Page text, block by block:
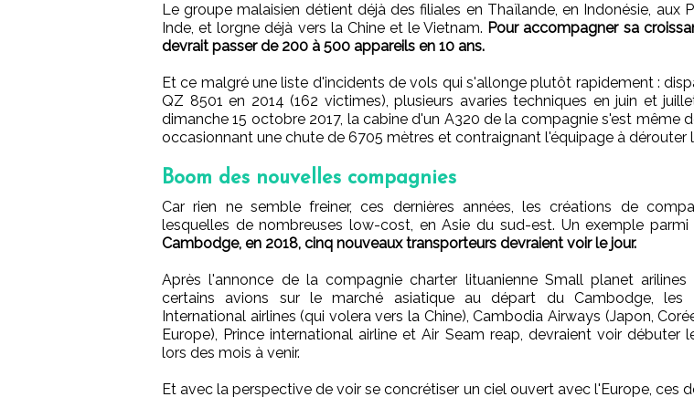
Le groupe malaisien détient déjà des filiales en Thaïlande, en Indonésie, aux
Inde, et lorgne déjà vers la Chine et le Vietnam. Pour accompagner sa
devrait passer de 200 à 500 appareils en 10 ans.
Et ce malgré une liste d'incidents de vols qui s'allonge plutôt rapidement :
QZ 8501 en 2014 (162 victimes), plusieurs avaries techniques en juin et
dimanche 15 octobre 2017, la cabine d'un A320 de la compagnie s'est même
occasionnant une chute de 6705 mètres et contraignant l'équipage à dérouter
Boom des nouvelles compagnies
Car rien ne semble freiner, ces dernières années, les créations de
lesquelles de nombreuses low-cost, en Asie du sud-est. Un exemple parmi
Cambodge, en 2018, cinq nouveaux transporteurs devraient voir le jour.
Après l'annonce de la compagnie charter lituanienne Small planet
certains avions sur le marché asiatique au départ du Cambodge, les
International airlines (qui volera vers la Chine), Cambodia Airways (Japon,
Europe), Prince international airline et Air Seam reap, devraient voir débuter
lors des mois à venir.
Et avec la perspective de voir se concrétiser un ciel ouvert avec l'Europe, ces